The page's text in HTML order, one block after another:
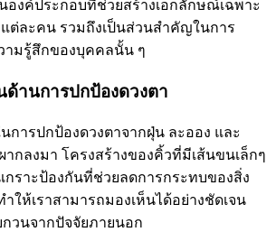
องค์ประกอบที่ช่วยสร้างเอกลักษณ์เฉพาะ
ต่ละคน รวมถึงเป็นส่วนสำคัญในการ
มรู้สึกของบุคคลนั้น ๆ
านการปกป้องดวงตา
ารปกป้องดวงตาจากฝุ่น ละออง และ
ากลงมา โครงสร้างของคิ้วที่มีเส้นขนเล็กๆ
กราะป้องกันที่ช่วยลดการกระทบของสิ่ง
ำให้เราสามารถมองเห็นได้อย่างชัดเจน
วนจากปัจจัยภายนอก